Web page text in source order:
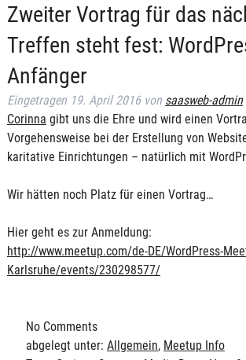
Zweiter Vortrag für das
Treffen steht fest:
Anfänger
Eingetragen 19. April 2016 von saasweb-admin
Corinna gibt uns die Ehre und wird einen
Vorgehensweise bei der Erstellung von
karitative Einrichtungen – natürlich mit
Wir hätten noch Platz für einen Vortrag…
Hier geht es zur Anmeldung:
http://www.meetup.com/de-DE/WordPress-
Karlsruhe/events/230298577/
NoComments
abgelegt unter: Allgemein, Meetup Info